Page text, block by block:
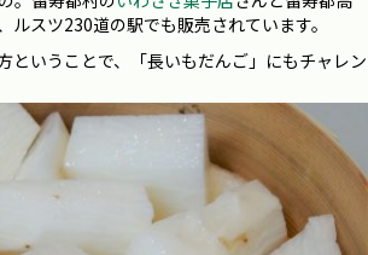
ルスツ230道の駅でも販売されています。
ということで、「長いもだんご」にもチャレン